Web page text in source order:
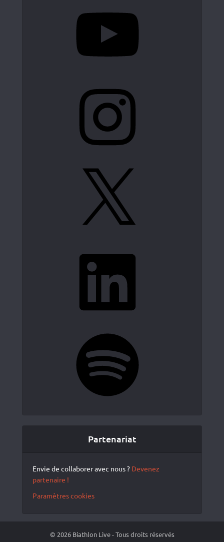
Partenariat
Envie de collaborer avec nous ? Devenez
partenaire !
Paramètres cookies
© 2026 Biathlon Live - Tous droits réservés